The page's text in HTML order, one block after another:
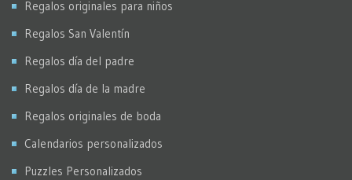
Regalos originales para niños
Regalos San Valentín
Regalos día del padre
Regalos día de la madre
Regalos originales de boda
Calendarios personalizados
Puzzles Personalizados